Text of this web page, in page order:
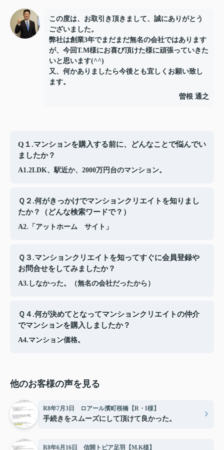
この度は、お取引き頂きまして、誠にありがとう
ございました。
弊社は創業3年でまだまだ無名の会社ではあります
が、今回T.M様にお喜び頂けた様に頑張っていきた
いと思います(^^)
又、何かありましたら今後とも宜しくお願い致し
ます。
曽根 通之
Q１.マンションを購入する前に、どんなことで悩んでい
ましたか？
A1.2LDK、駅近か、2000万円台のマンション。
Ｑ２.何がきっかけでマンションクリエイトを知りまし
たか？（どんな検索ワードで？）
A2.「アットホーム サイト」
Ｑ３.マンションクリエイトを知ってすぐに会員登録や
お問合せをしてみましたか？
A3.しなかった。（無名の会社だったから）
Ｑ４.何が決めてとなってマンションクリエイトの仲介
でマンションを購入しましたか？
A4.マンション価格。
他のお客様の声を見る
R8年7月3日 ロアール濱町桜橋【R・I様】
手続きをスムーズにして頂けて良かった。
R8年6月16日 信開トピア足羽【M.K様】